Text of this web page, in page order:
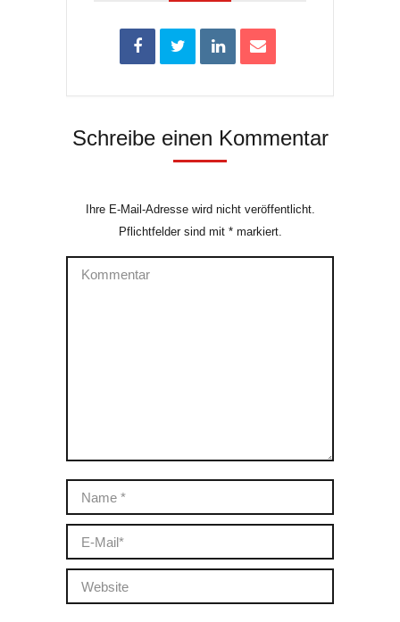
Schreibe einen Kommentar
Ihre E-Mail-Adresse wird nicht veröffentlicht.
Pflichtfelder sind mit *markiert.
Kommentar
Name *
E-Mail *
Website